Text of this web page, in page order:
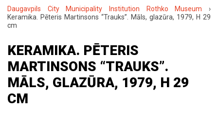
Daugavpils City Municipality Institution Rothko Museum ›
Keramika. Pēteris Martinsons “Trauks”. Māls, glazūra, 1979, H 29
cm
KERAMIKA. PĒTERIS
MARTINSONS “TRAUKS”.
MĀLS, GLAZŪRA, 1979, H 29
CM